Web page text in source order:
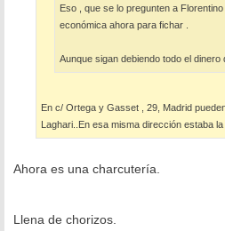
Eso , que se lo pregunten a
económica ahora para fichar .
Aunque sigan debiendo todo el dinero
En c/ Ortega y Gasset , 29, Madrid
Laghari..En esa misma dirección estaba
Ahora es una charcutería.
Llena de chorizos.